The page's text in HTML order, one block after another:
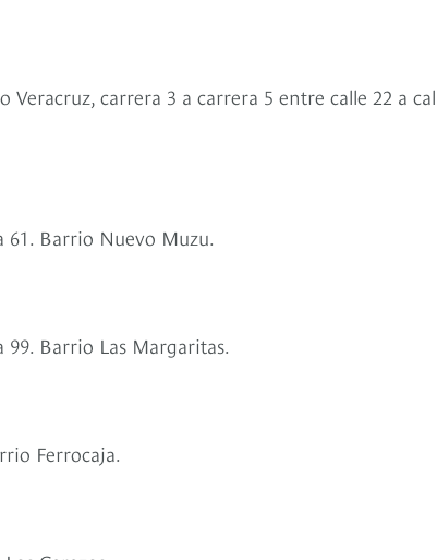
Veracruz, carrera 3 a carrera 5 entre calle 22 a
61. Barrio Nuevo Muzu.
99. Barrio Las Margaritas.
Ferrocaja.